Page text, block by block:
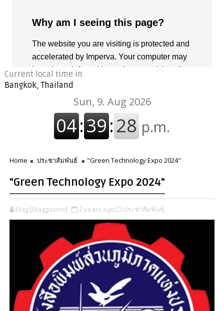
Current local time in
Bangkok, Thailand
Home ประชาสัมพันธ์ "Green Technology Expo 2024"
"Green Technology Expo 2024"
Mag [Maggazine] 2 years ago ประชาสัมพันธ์,